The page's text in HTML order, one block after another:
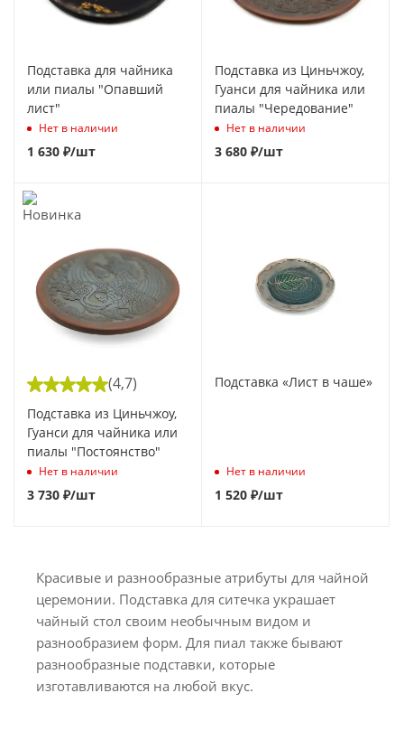
Подставка для чайника
или пиалы "Опавший
лист"
Нет в наличии
1 630 ₽/шт
Подставка из Циньчжоу,
Гуанси для чайника или
пиалы "Чередование"
Нет в наличии
3 680 ₽/шт
(4,7)
Подставка из Циньчжоу,
Гуанси для чайника или
пиалы "Постоянство"
Нет в наличии
3 730 ₽/шт
Подставка «Лист в чаше»
Нет в наличии
1 520 ₽/шт
Красивые и разнообразные атрибуты для чайной
церемонии. Подставка для ситечка украшает
чайный стол своим необычным видом и
разнообразием форм. Для пиал также бывают
разнообразные подставки, которые
изготавливаются на любой вкус.